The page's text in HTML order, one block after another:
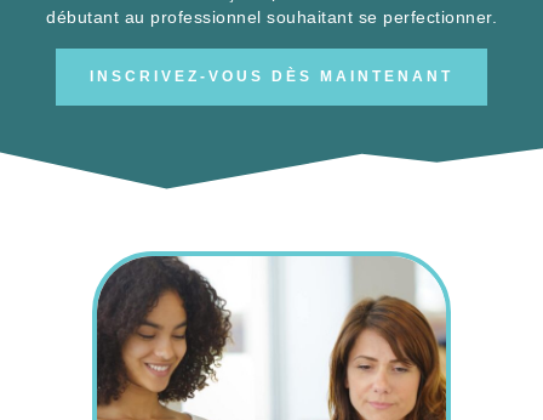
débutant au professionnel souhaitant se perfectionner.
INSCRIVEZ-VOUS DÈS MAINTENANT